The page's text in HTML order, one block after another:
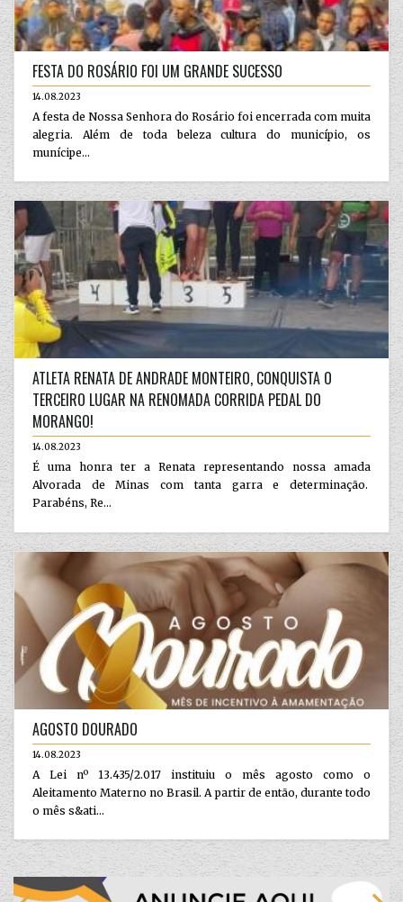
FESTA DO ROSÁRIO FOI UM GRANDE SUCESSO
14.08.2023
A festa de Nossa Senhora do Rosário foi encerrada com muita
alegria. Além de toda beleza cultura do município, os
munícipe...
ATLETA RENATA DE ANDRADE MONTEIRO, CONQUISTA O
TERCEIRO LUGAR NA RENOMADA CORRIDA PEDAL DO
MORANGO!
14.08.2023
É uma honra ter a Renata representando nossa amada
Alvorada de Minas com tanta garra e determinação.
Parabéns, Re...
AGOSTO DOURADO
14.08.2023
A Lei nº 13.435/2.017 instituiu o mês agosto como o
Aleitamento Materno no Brasil. A partir de então, durante todo
o mês s&ati...